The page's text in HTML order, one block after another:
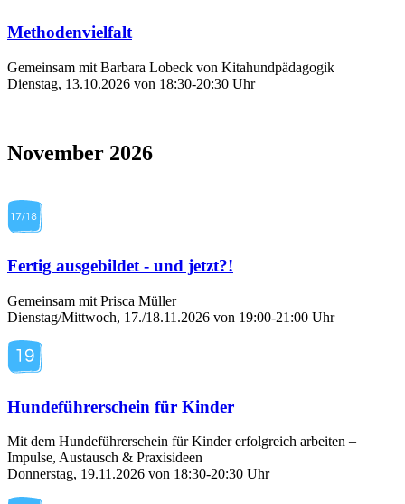
Methodenvielfalt
Gemeinsam mit Barbara Lobeck von Kitahundpädagogik
Dienstag, 13.10.2026 von 18:30-20:30 Uhr
November 2026
Fertig ausgebildet - und jetzt?!
Gemeinsam mit Prisca Müller
Dienstag/Mittwoch, 17./18.11.2026 von 19:00-21:00 Uhr
Hundeführerschein für Kinder
Mit dem Hundeführerschein für Kinder erfolgreich arbeiten –
Impulse, Austausch & Praxisideen
Donnerstag, 19.11.2026 von 18:30-20:30 Uhr